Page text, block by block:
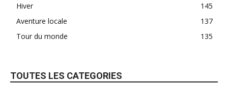
Hiver
145
Aventure locale
137
Tour du monde
135
TOUTES LES CATEGORIES